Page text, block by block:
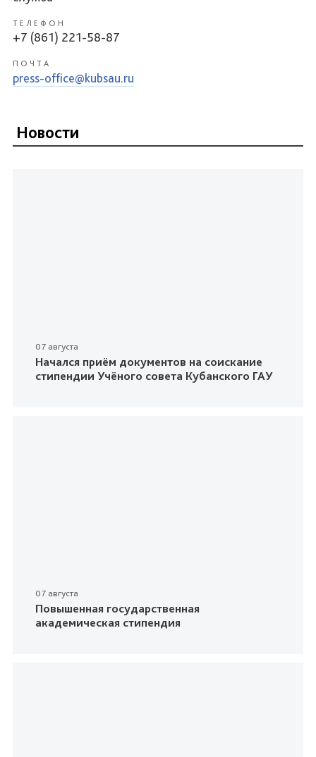
ТЕЛЕФОН
+7 (861) 221-58-87
ПОЧТА
press-office@kubsau.ru
Новости
07 августа
Начался приём документов на соискание
стипендии Учёного совета Кубанского ГАУ
07 августа
Повышенная государственная
академическая стипендия